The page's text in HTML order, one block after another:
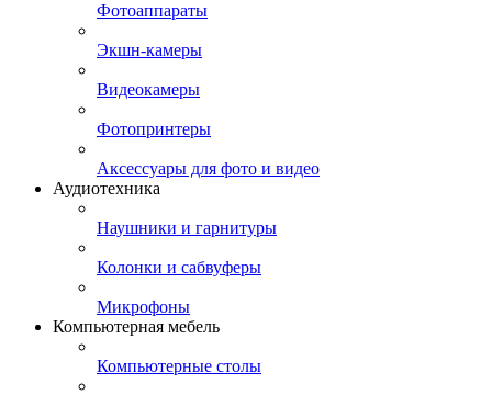
Фотоаппараты
Экшн-камеры
Видеокамеры
Фотопринтеры
Аксессуары для фото и видео
Аудиотехника
Наушники и гарнитуры
Колонки и сабвуферы
Микрофоны
Компьютерная мебель
Компьютерные столы